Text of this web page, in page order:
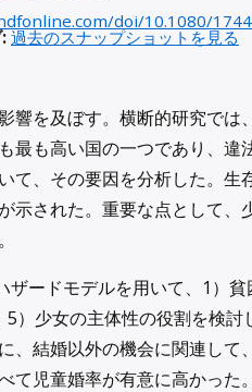
doi/10.1080/
過去のスナップショットを見る
響を及ぼす。横断的研究で
最も高い国の一つであり、
て、その要因を分析した。
示された。重要な点として
ザードモデルを用いて、1）
）少女の主体性の役割を検
、結婚以外の機会に関連し
て児童婚率が有意に高かっ